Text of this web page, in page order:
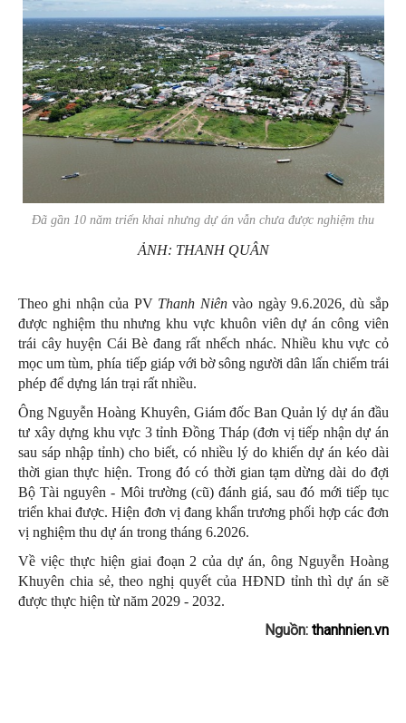
Đã gần 10 năm triển khai nhưng dự án vẫn chưa được nghiệm thu
ẢNH: THANH QUÂN
Theo ghi nhận của PV Thanh Niênvào ngày 9.6.2026 dù sắp
được nghiệm thu nhưng khu vực khuôn viên dự án công viên
trái cây huyện Cái Bè đang rất nhếch nhác. Nhiều khu vực cỏ
mọc um tùm, phía tiếp giáp với bờ sông người dân lấn chiếm trái
phép để dựng lán trại rất nhiều.
Ông Nguyễn Hoàng Khuyên, Giám đốc Ban Quản lý dự án đầu
tư xây dựng khu vực 3 tỉnh Đồng Tháp (đơn vị tiếp nhận dự án
sau sáp nhập tỉnh) cho biết, có nhiều lý do khiến dự án kéo dài
thời gian thực hiện. Trong đó có thời gian tạm dừng dài do đợi
Bộ Tài nguyên - Môi trường (cũ) đánh giá, sau đó mới tiếp tục
triển khai được. Hiện đơn vị đang khẩn trương phối hợp các đơn
vị nghiệm thu dự án trong tháng 6.2026.
Về việc thực hiện giai đoạn 2 của dự án, ông Nguyễn Hoàng
Khuyên chia sẻ, theo nghị quyết của HĐND tỉnh thì dự án sẽ
được thực hiện từ năm 2029 - 2032.
Nguồn: thanhnien.vn